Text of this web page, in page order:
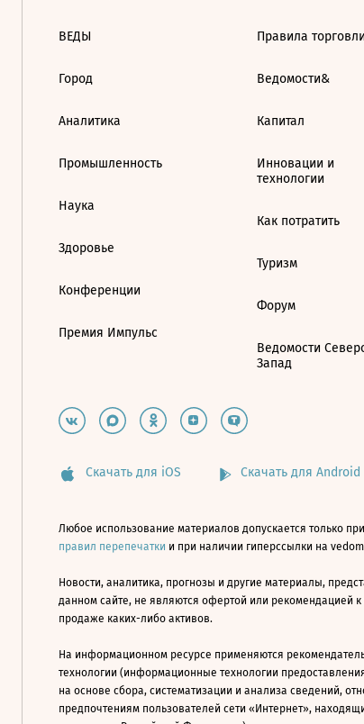
ВЕДЫ
Город
Аналитика
Промышленность
Наука
Здоровье
Конференции
Премия Импульс
Правила торговли
Ведомости&
Капитал
Инновации и
технологии
Как потратить
Туризм
Форум
Ведомости
Запад
Скачать для iOS Скачать для Android
Любое использование материалов допускается только
правил перепечатки и при наличии гиперссылки на
Новости, аналитика, прогнозы и другие материалы,
данном сайте, не являются офертой или рекомендацией к
продаже каких-либо активов.
На информационном ресурсе применяются
технологии (информационные технологии
на основе сбора, систематизации и анализа сведений,
предпочтениям пользователей сети «Интернет»,